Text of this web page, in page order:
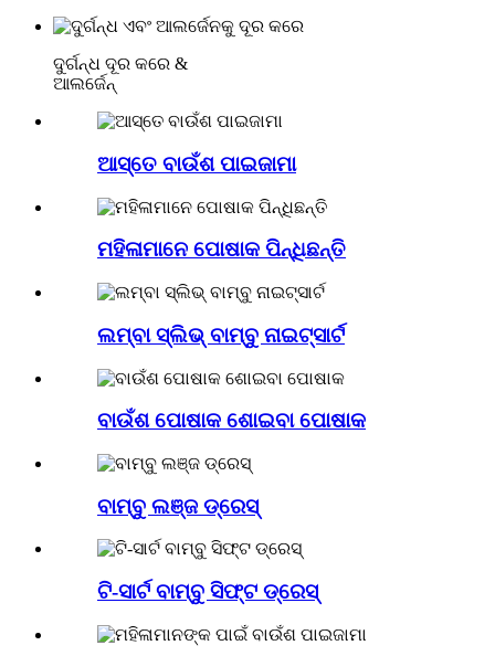
ଦୁର୍ଗନ୍ଧ ଦୂର କରେ &
ଆଲର୍ଜେନ୍
ଆସ୍ତେ ବାଉଁଶ ପାଇଜାମା
ମହିଳାମାନେ ପୋଷାକ ପିନ୍ଧିଛନ୍ତି
ଲମ୍ବା ସ୍ଲିଭ୍ ବାମ୍ବୁ ନାଇଟ୍‌ସାର୍ଟ
ବାଉଁଶ ପୋଷାକ ଶୋଇବା ପୋଷାକ
ବାମ୍ବୁ ଲଞ୍ଜ ଡ୍ରେସ୍
ଟି-ସାର୍ଟ ବାମ୍ବୁ ସିଫ୍ଟ ଡ୍ରେସ୍